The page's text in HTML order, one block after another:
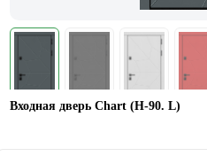
Входная дверь Chart (Н-90. L)